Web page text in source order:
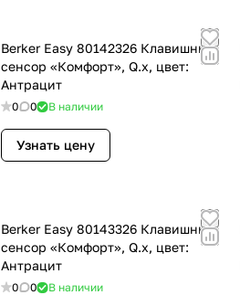
Berker Easy 80142326 Клавишный
сенсор «Комфорт», Q.x, цвет:
Антрацит
0 0 В наличии
Узнать цену
Berker Easy 80143326 Клавишный
сенсор «Комфорт», Q.x, цвет:
Антрацит
0 0 В наличии